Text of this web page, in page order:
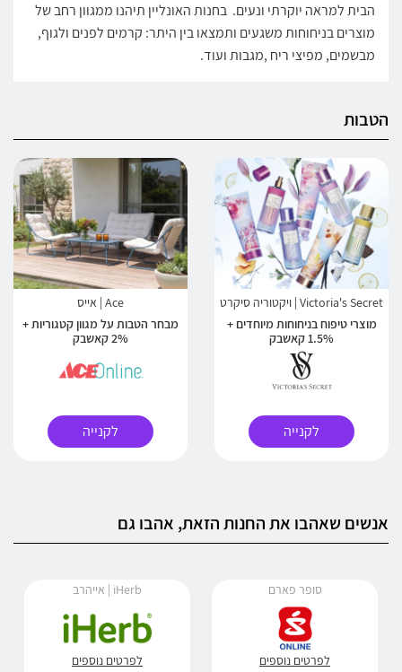
הבית למראה יוקרתי ונעים. בחנות האונליין תיהנו ממגוון רחב של
מוצרים בניחוחות משגעים ותמצאו בין היתר: קרמים לפנים ולגוף,
מבשמים, מפיצי ריח ,מגבות ועוד.
הטבות
Victoria's Secret | ויקטוריה סיקרט
מוצרי טיפוח בניחוחות מיוחדים +
1.5% קאשבק
לקנייה
Ace | אייס
מבחר הטבות על מגוון קטגוריות +
2% קאשבק
לקנייה
אנשים שאהבו את החנות הזאת, אהבו גם
סופר פארם
לפרטים נוספים
iHerb | אייהרב
לפרטים נוספים